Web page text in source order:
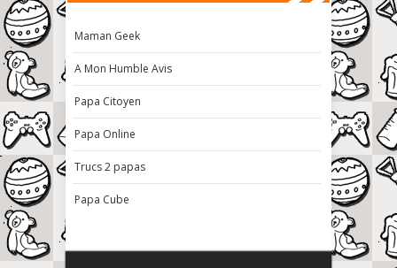
Maman Geek
A Mon Humble Avis
Papa Citoyen
Papa Online
Trucs 2 papas
Papa Cube